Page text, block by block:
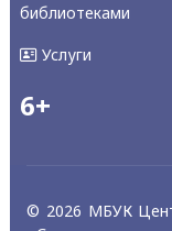
библиотеками
Услуги
6+
© 2026 МБУК